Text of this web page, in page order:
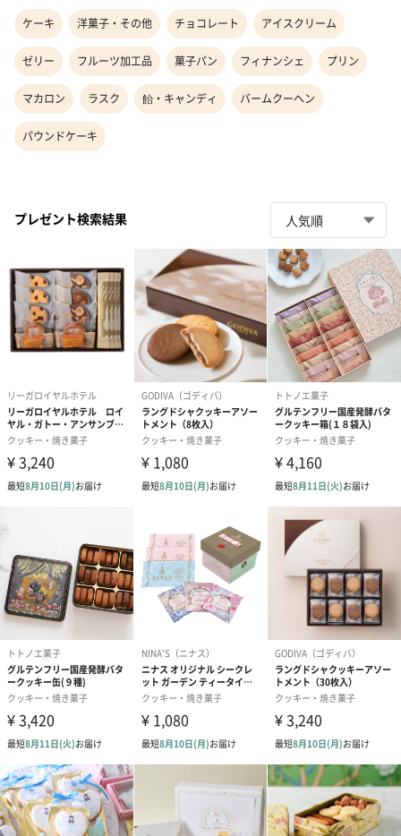
ケーキ 洋菓子・その他 チョコレート アイスクリーム
ゼリー フルーツ加工品 菓子パン フィナンシェ プリン
マカロン ラスク 飴・キャンディ バームクーヘン
パウンドケーキ
プレゼント検索結果